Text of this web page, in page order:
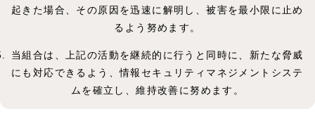
起きた場合、その原因を迅速に解明し、被害を最小限に止め
るよう努めます。
当組合は、上記の活動を継続的に行うと同時に、新たな脅威
にも対応できるよう、情報セキュリティマネジメントシステ
ムを確立し、維持改善に努めます。